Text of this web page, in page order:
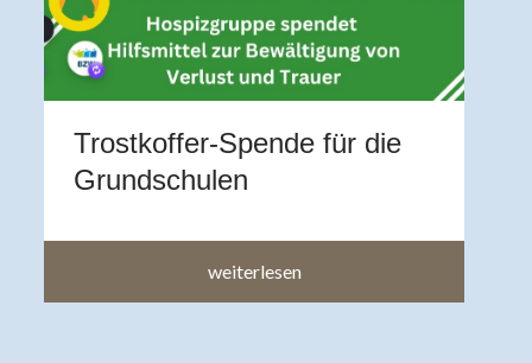
Trostkoffer-Spende für die
Grundschulen
weiterlesen